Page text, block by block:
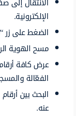
الإلكترونية.
الضغط على زر
مسح الهوية
عرض كافة
الفعّالة
البحث بين
عنه.